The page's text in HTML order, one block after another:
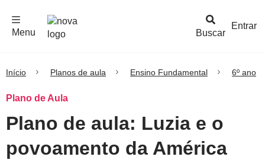
Buscar
Menu
Entrar
Início Planos de aula Ensino Fundamental 6º ano
Plano de Aula
Plano de aula: Luzia e o
povoamento da América